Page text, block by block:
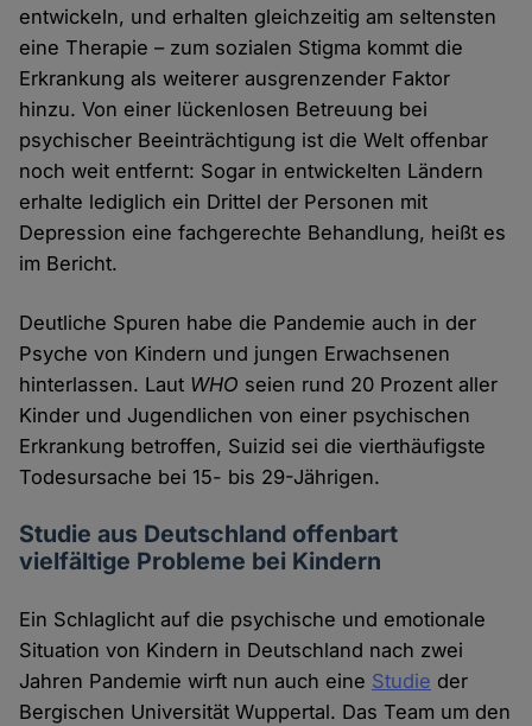
entwickeln, und erhalten gleichzeitig am seltensten
eine Therapie – zum sozialen Stigma kommt die
Erkrankung als weiterer ausgrenzender Faktor
hinzu. Von einer lückenlosen Betreuung bei
psychischer Beeinträchtigung ist die Welt offenbar
noch weit entfernt: Sogar in entwickelten Ländern
erhalte lediglich ein Drittel der Personen mit
Depression eine fachgerechte Behandlung, heißt es
im Bericht.
Deutliche Spuren habe die Pandemie auch in der
Psyche von Kindern und jungen Erwachsenen
hinterlassen. Laut WHO seien rund 20 Prozent aller
Kinder und Jugendlichen von einer psychischen
Erkrankung betroffen, Suizid sei die vierthäufigste
Todesursache bei 15- bis 29-Jährigen.
Studie aus Deutschland offenbart
vielfältige Probleme bei Kindern
Ein Schlaglicht auf die psychische und emotionale
Situation von Kindern in Deutschland nach zwei
Jahren Pandemie wirft nun auch eine Studie der
Bergischen Universität Wuppertal. Das Team um den